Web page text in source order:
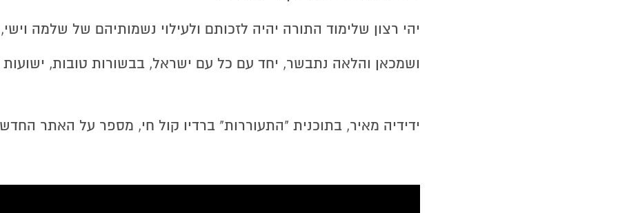
יהי רצון שלימוד התורה יהיה לזכותם ולעילוי נשמותיהם של שלמה וישי,
ושמכאן והלאה נתבשר, יחד עם כל עם ישראל, בבשורות טובות, ישועות
ידידיה מאיר, בתוכנית "התעוררות" ברדיו קול חי, מספר על האתר